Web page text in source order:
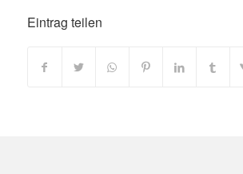
Eintrag teilen